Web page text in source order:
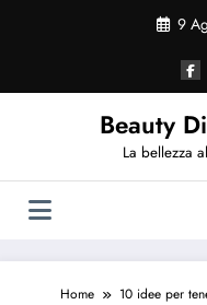
9
Beauty
La bellezza
Home 10 idee per